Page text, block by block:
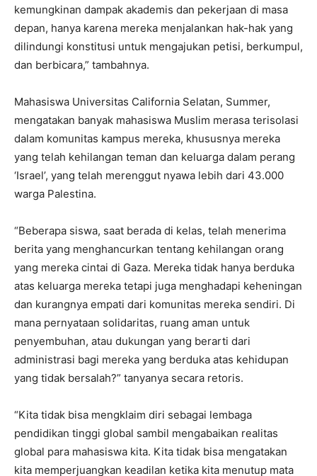
kemungkinan dampak akademis dan pekerjaan di masa
depan, hanya karena mereka menjalankan hak-hak yang
dilindungi konstitusi untuk mengajukan petisi, berkumpul,
dan berbicara,” tambahnya.
Mahasiswa Universitas California Selatan, Summer,
mengatakan banyak mahasiswa Muslim merasa terisolasi
dalam komunitas kampus mereka, khususnya mereka
yang telah kehilangan teman dan keluarga dalam perang
‘Israel’, yang telah merenggut nyawa lebih dari 43.000
warga Palestina.
“Beberapa siswa, saat berada di kelas, telah menerima
berita yang menghancurkan tentang kehilangan orang
yang mereka cintai di Gaza. Mereka tidak hanya berduka
atas keluarga mereka tetapi juga menghadapi keheningan
dan kurangnya empati dari komunitas mereka sendiri. Di
mana pernyataan solidaritas, ruang aman untuk
penyembuhan, atau dukungan yang berarti dari
administrasi bagi mereka yang berduka atas kehidupan
yang tidak bersalah?” tanyanya secara retoris.
“Kita tidak bisa mengklaim diri sebagai lembaga
pendidikan tinggi global sambil mengabaikan realitas
global para mahasiswa kita. Kita tidak bisa mengatakan
kita memperjuangkan keadilan ketika kita menutup mata